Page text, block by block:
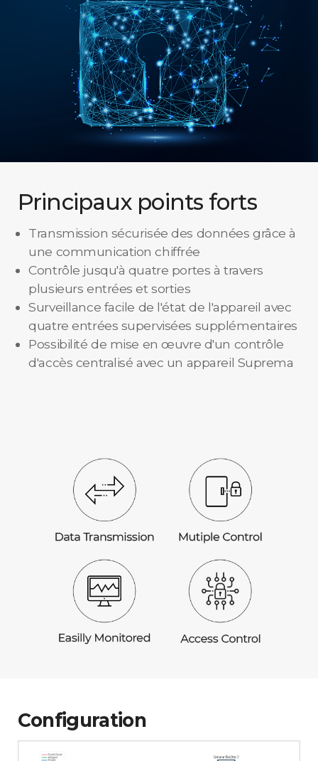
Principaux points forts
Transmission sécurisée des données grâce à
une communication chiffrée
Contrôle jusqu'à quatre portes à travers
plusieurs entrées et sorties
Surveillance facile de l'état de l'appareil avec
quatre entrées supervisées supplémentaires
Possibilité de mise en œuvre d'un contrôle
d'accès centralisé avec un appareil Suprema
Configuration